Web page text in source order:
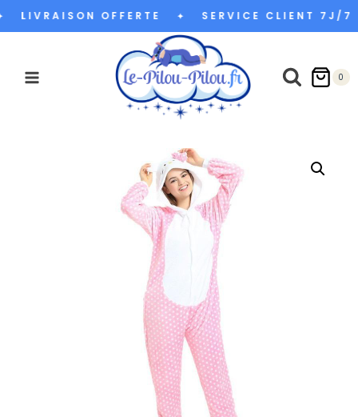
Aller
au
LIVRAISON OFFERTE SERVICE CLIENT 7J/7
0